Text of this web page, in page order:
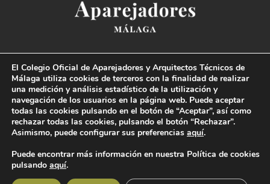
Paseo del Limonar, 41. 29016 Málaga
T. 952 225 180 · M. 664 236 608 · info@coaat.es
© Colegio Oficial de la Arquitectura Técnica de Málaga 2019 Todos los derechos
reservados |Condiciones legales|Política de protección de datos|Canal de denuncias
El Colegio Oficial de Aparejadores y Arquitectos Técnicos de
Málaga utiliza cookies de terceros con la finalidad de realizar
una medición y análisis estadístico de la utilización y
navegación de los usuarios en la página web. Puede aceptar
todas las cookies pulsando en el botón de “Aceptar”, así como
rechazar todas las cookies, pulsando el botón “Rechazar”.
Asimismo, puede configurar sus preferencias aquí.
Puede encontrar más información en nuestra Política de cookies
pulsando aquí.